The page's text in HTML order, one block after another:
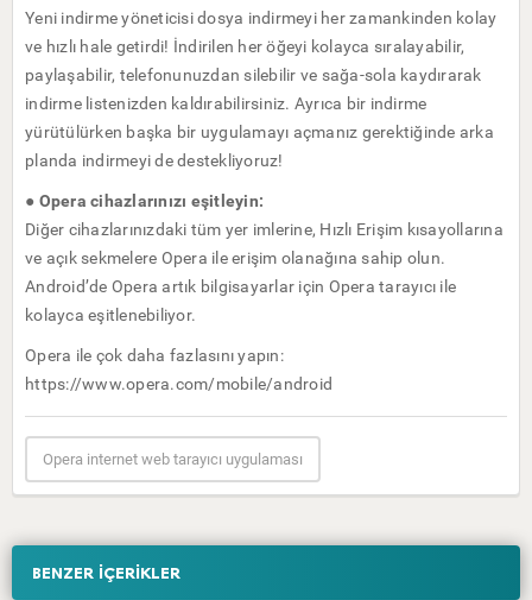
Yeni indirme yöneticisi dosya indirmeyi her zamankinden kolay
ve hızlı hale getirdi! İndirilen her öğeyi kolayca sıralayabilir,
paylaşabilir, telefonunuzdan silebilir ve sağa-sola kaydırarak
indirme listenizden kaldırabilirsiniz. Ayrıca bir indirme
yürütülürken başka bir uygulamayı açmanız gerektiğinde arka
planda indirmeyi de destekliyoruz!
● Opera cihazlarınızı eşitleyin:
Diğer cihazlarınızdaki tüm yer imlerine, Hızlı Erişim kısayollarına
ve açık sekmelere Opera ile erişim olanağına sahip olun.
Android’de Opera artık bilgisayarlar için Opera tarayıcı ile
kolayca eşitlenebiliyor.
Opera ile çok daha fazlasını yapın:
https://www.opera.com/mobile/android
Opera internet web tarayıcı uygulaması
BENZER İÇERİKLER